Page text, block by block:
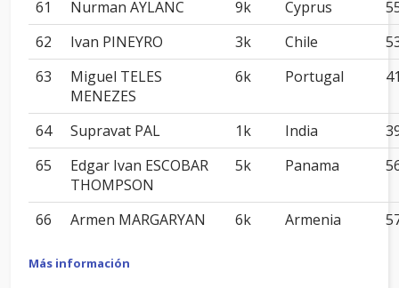
61 Nurman AYLANC 9k Cyprus
62
Ivan PINEYRO 3k Chile
63
Miguel TELES
MENEZES
6k Portugal
64 Supravat PAL 1k India
65
Edgar Ivan ESCOBAR
THOMPSON
5k Panama
66 Armen MARGARYAN 6k Armenia
Más información